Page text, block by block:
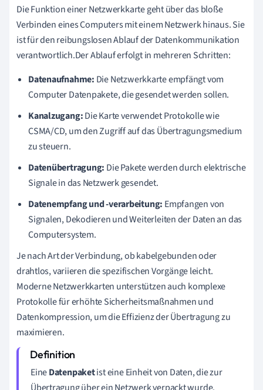
Die Funktion einer Netzwerkkarte geht über das bloße
Verbinden eines Computers mit einem Netzwerk hinaus. Sie
ist für den reibungslosen Ablauf der Datenkommunikation
verantwortlich.Der Ablauf erfolgt in mehreren Schritten:
Datenaufnahme: Die Netzwerkkarte empfängt vom
Computer Datenpakete, die gesendet werden sollen.
Kanalzugang:Die Karte verwendet Protokolle wie
CSMA/CD, um den Zugriff auf das Übertragungsmedium
zu steuern.
Datenübertragung: Die Pakete werden durch elektrische
Signale in das Netzwerk gesendet.
Datenempfang und -verarbeitung: Empfangen von
Signalen, Dekodieren und Weiterleiten der Daten an das
Computersystem.
Je nach Art der Verbindung, ob kabelgebunden oder
drahtlos, variieren die spezifischen Vorgänge leicht.
Moderne Netzwerkkarten unterstützen auch komplexe
Protokolle für erhöhte Sicherheitsmaßnahmen und
Datenkompression, um die Effizienz der Übertragung zu
maximieren.
EineDatenpaketist eine Einheit von Daten, die zur